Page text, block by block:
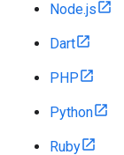
Node.js
Dart
PHP
Python
Ruby